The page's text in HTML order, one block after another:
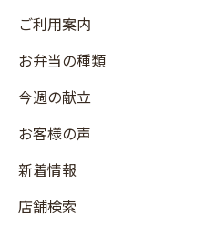
ご利用案内
お弁当の種類
今週の献立
お客様の声
新着情報
店舗検索